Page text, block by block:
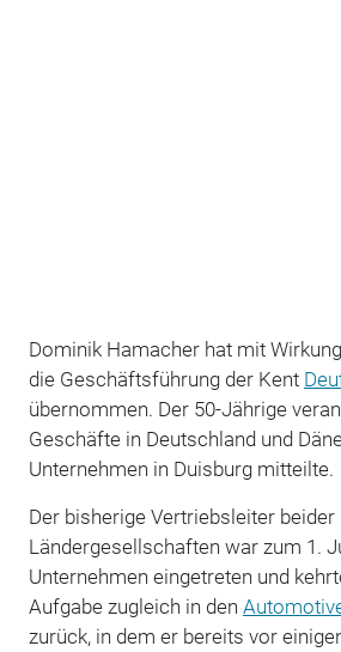
Dominik Hamacher hat mit
die Geschäftsführung der Kent
übernommen. Der 50-Jährige
Geschäfte in Deutschland und
Unternehmen in Duisburg mitteilte.
Der bisherige Vertriebsleiter beider
Ländergesellschaften war zum 1.
Unternehmen eingetreten und
Aufgabe zugleich in den
zurück, in dem er bereits vor